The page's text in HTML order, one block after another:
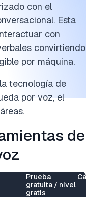
con el
Esta
con
convirtiendo
por máquina.
tecnología de
por voz, el
de
Prueba
gratuita / nivel
gratis